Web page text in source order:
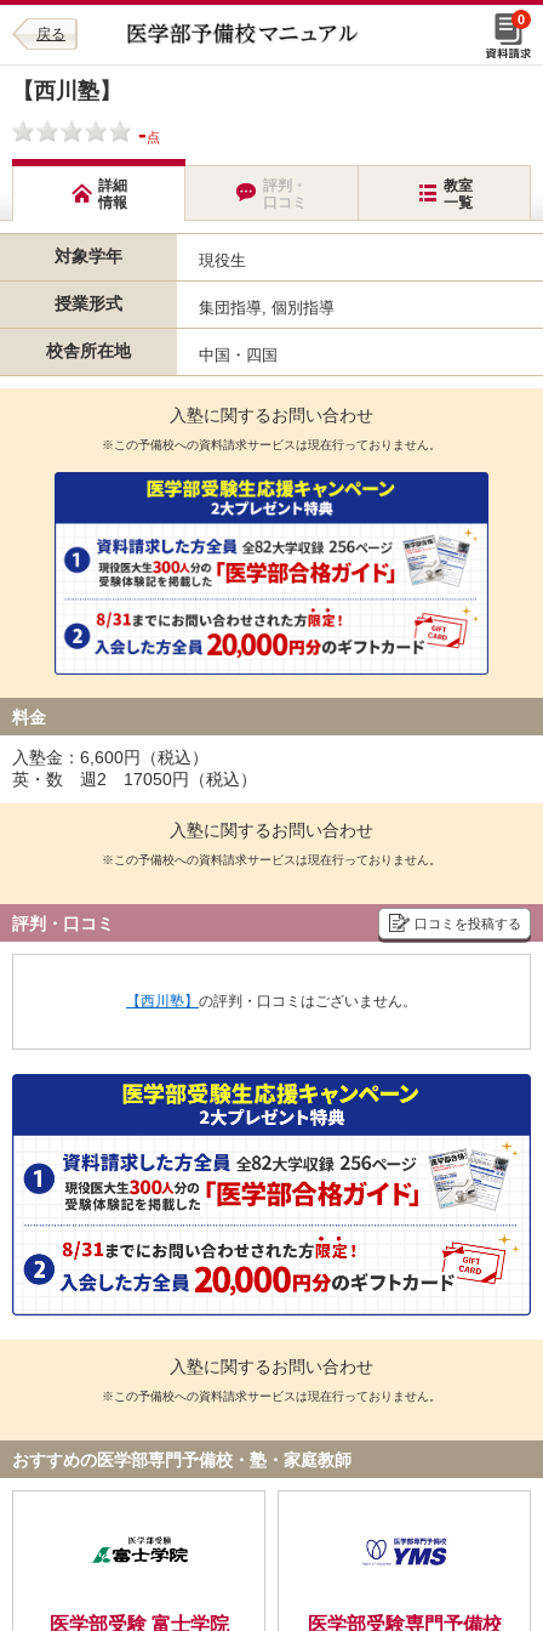
戻る
0
【西川塾】
-点
詳細
情報
評判・
口コミ
教室
一覧
対象学年 現役生
授業形式 集団指導, 個別指導
校舎所在地 中国・四国
入塾に関するお問い合わせ
※この予備校への資料請求サービスは現在行っておりません。
料金
入塾金：6,600円（税込）
英・数 週2 17050円（税込）
入塾に関するお問い合わせ
※この予備校への資料請求サービスは現在行っておりません。
評判・口コミ 口コミを投稿する
【西川塾】 の評判・口コミはございません。
入塾に関するお問い合わせ
※この予備校への資料請求サービスは現在行っておりません。
おすすめの医学部専門予備校・塾・家庭教師
医学部受験 富士学院 医学部受験専門予備校